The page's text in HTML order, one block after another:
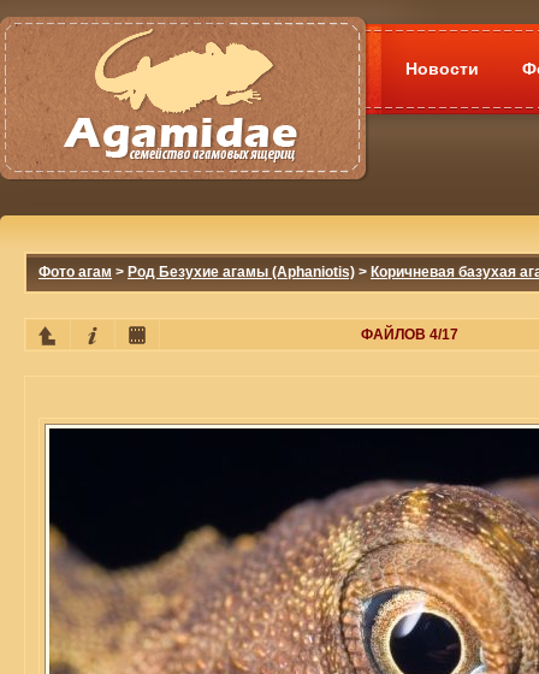
Новости
Фото агам > Род Безухие агамы (Aphaniotis) > Коричневая базухая
ФАЙЛОВ 4/17